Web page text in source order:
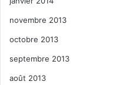
novembre 2013
octobre 2013
septembre 2013
août 2013